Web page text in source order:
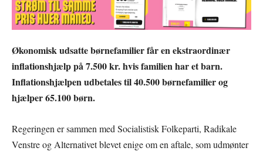
Økonomisk udsatte børnefamilier får en ekstraordinær
inflationshjælp på 7.500 kr. hvis familien har et barn.
Inflationshjælpen udbetales til 40.500 børnefamilier og
hjælper 65.100 børn.
Regeringen er sammen med Socialistisk Folkeparti, Radikale
Venstre og Alternativet blevet enige om en aftale, som udmønter